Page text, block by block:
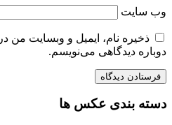
وب‌ سایت
ذخیره نام، ایمیل و وبسایت من
دوباره دیدگاهی می‌نویسم.
دسته بندی عکس ها